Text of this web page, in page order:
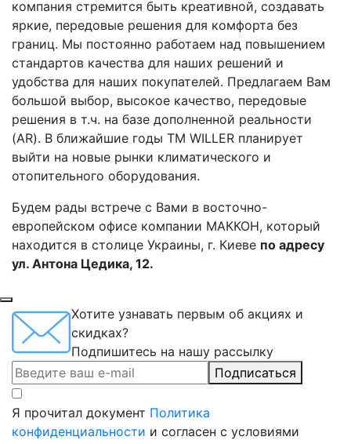
компания стремится быть креативной, создавать
яркие, передовые решения для комфорта без
границ. Мы постоянно работаем над повышением
стандартов качества для наших решений и
удобства для наших покупателей. Предлагаем Вам
большой выбор, высокое качество, передовые
решения в т.ч. на базе дополненной реальности
(AR). В ближайшие годы ТМ WILLER планирует
выйти на новые рынки климатического и
отопительного оборудования.
Будем рады встрече с Вами в восточно-
европейском офисе компании МАККОН, который
находится в столице Украины, г. Киеве по адресу
ул. Антона Цедика, 12.
Хотите узнавать первым об акциях и
скидках?
Подпишитесь на нашу рассылку
Подписаться
Я прочитал документ Политика
конфиденциальности и согласен с условиями